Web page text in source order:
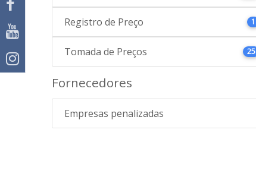
Registro de Preço 1
Tomada de Preços 25
Fornecedores
Empresas penalizadas